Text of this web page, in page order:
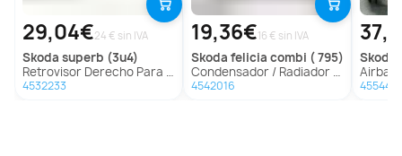
29,04€24 € sin IVA
skoda superb (3u4)
Retrovisor Derecho Para Skoda Superb
4532233
19,36€16 € sin IVA
skoda felicia combi ( 795)
Condensador / Radiador Aire Acondicionado Para Skoda Felicia Combi
4542016
skoda
Airbag
4554401